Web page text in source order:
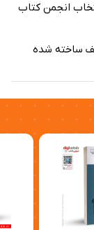
انجمن کتاب
ساخته شده